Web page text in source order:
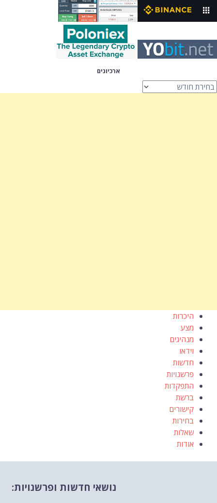
ארכיונים
ארכיונים
היכרות
מצע
מנהיגים
וידאו
חדשות
פרשנויות
התפקדות
ברשת
קישורים
בחירות
שאלות
אודות
נושאי חדשות ופרשנויות: